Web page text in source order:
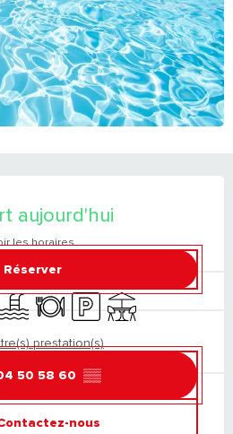
aujourd'hui
les horaires
Réserver
Restaurant
ParkingTerrasse
prestation(s)
50 58 60 ▒▒
nous